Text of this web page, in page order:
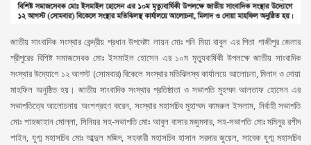
জাতীয় সাংবাদিক সংস্থার কেন্দ্রীয় প্রধান উপদেষ্টা লায়ন মোঃ গনি মিয়া বাবুল এর পিতা গাজীপুর জেলার
শ্রীপুরের বিশিষ্ট সমাজসেবক মোঃ ইসমাইল হোসেন এর ১০ম মৃত্যুবার্ষিকী উপলক্ষে জাতীয় সাংবাদিক
সংস্থার উদ্যোগে ১২ আগস্ট (সোমবার) বিকেলে সংস্থার মতিঝিলস্থ কার্যালয়ে আলোচনা, মিলাদ ও দোয়া
মাহফিল অনুষ্ঠিত হয়। জাতীয় সাংবাদিক সংস্থার প্রতিষ্ঠাতা ও সভাপতি মুহম্মদ আলতাফ হোসেন এর
সভাপতিত্বে আলোচনায় অংশগ্রহণ করেন, সংস্থার মহাসচিব মুহাম্মদ কামরুল ইসলাম, নির্বাহী সভাপতি
মোঃ শাহজাহান মোল্লা, সিনিয়র সহ-সভাপতি মোঃ আবুল বাসার মজুমদার, সহ-সভাপতি মোঃ মমিনুর রশীদ
শাইন, যুগ্ম মহাসচিব মোঃ আব্দুল মজিদ, সহকারী মহাসচিব হাসান সরদার জুয়েল, সাবেক যুগ্ম মহাসচিব